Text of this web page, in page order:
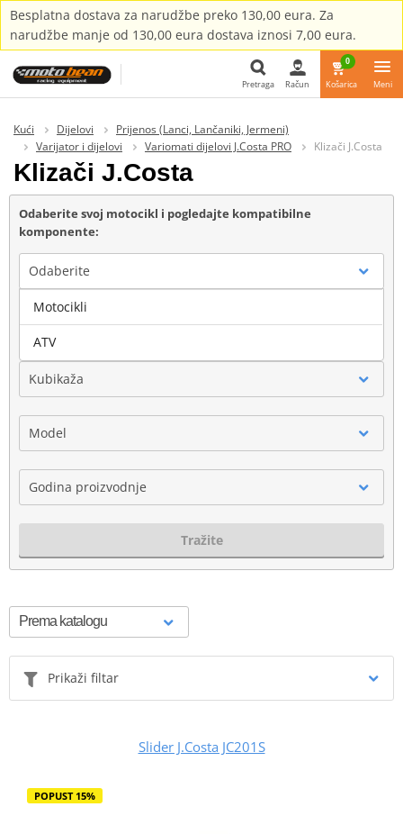
Besplatna dostava za narudžbe preko 130,00 eura. Za
narudžbe manje od 130,00 eura dostava iznosi 7,00 eura.
Pretraga Račun
0
Košarica Meni
Kući Dijelovi
Prijenos (Lanci, Lančaniki, Jermeni)
Varijator i dijelovi
Variomati dijelovi J.Costa PRO Klizači J.Costa
Klizači J.Costa
Odaberite svoj motocikl i pogledajte kompatibilne
komponente:
Odaberite
Marka
Kubikaža
Model
Godina proizvodnje
Tražite
Prikaži filtar
Slider J.Costa JC201S
POPUST 15%
Motocikli
ATV